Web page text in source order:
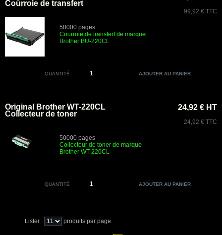
Courroie de transfert
50000 pages
Courroie de transfert de marque
Brother BU-220CL
99,92 € TTC
QUANTITÉ
Original Brother WT-220CL
Collecteur de toner
50000 pages
Collecteur de toner de marque
Brother WT-220CL
24,92 € HT
24,92 € TTC
QUANTITÉ
Lister : produits par page